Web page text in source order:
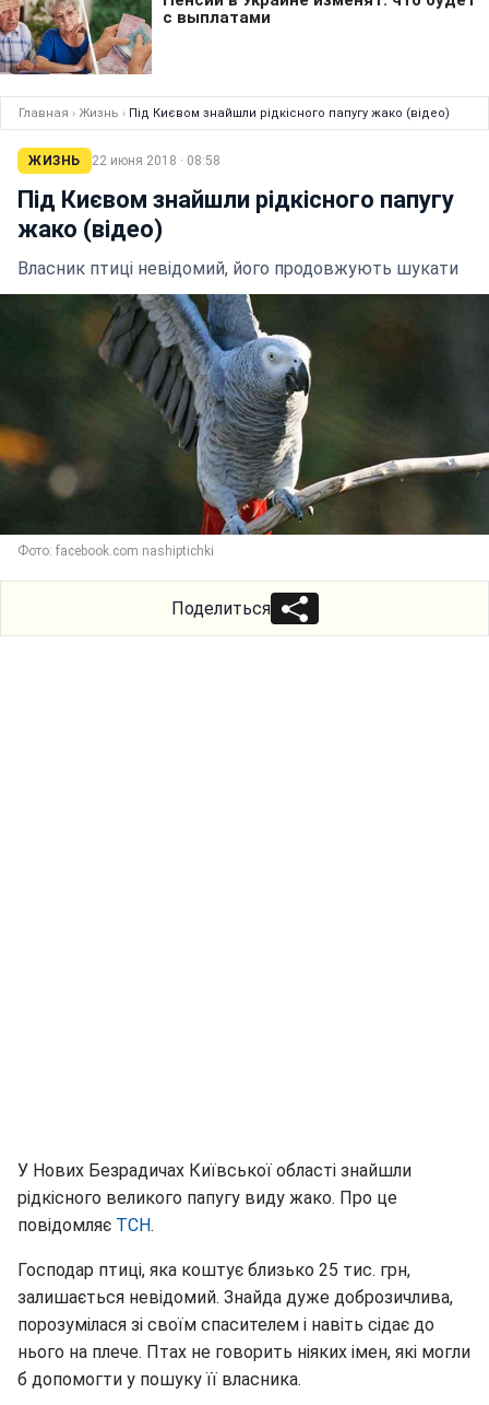
Главная › Жизнь › Під Києвом знайшли рідкісного папугу жако (відео)
ЖИЗНЬ 22 июня 2018 · 08:58
Під Києвом знайшли рідкісного папугу
жако (відео)
Власник птиці невідомий, його продовжують шукати
Фото: facebook.com nashiptichki
Поделиться
У Нових Безрадичах Київської області знайшли
рідкісного великого папугу виду жако. Про це
повідомляє ТСН.
Господар птиці, яка коштує близько 25 тис. грн,
залишається невідомий. Знайда дуже доброзичлива,
порозумілася зі своїм спасителем і навіть сідає до
нього на плече. Птах не говорить ніяких імен, які могли
б допомогти у пошуку її власника.